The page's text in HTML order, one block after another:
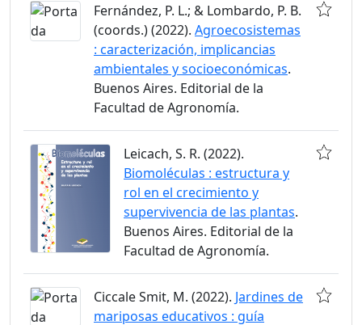
Fernández, P. L.; & Lombardo, P. B.
(coords.) (2022). Agroecosistemas
: caracterización, implicancias
ambientales y socioeconómicas.
Buenos Aires. Editorial de la
Facultad de Agronomía.
Leicach, S. R. (2022).
Biomoléculas : estructura y
rol en el crecimiento y
supervivencia de las plantas.
Buenos Aires. Editorial de la
Facultad de Agronomía.
Ciccale Smit, M. (2022). Jardines de
mariposas educativos : guía